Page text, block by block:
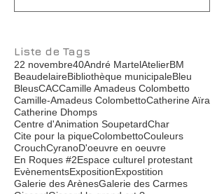
Liste de Tags
22 novembre40André MartelAtelierBM
BeaudelaireBibliothèque municipaleBleu
BleusCAC Camille Amadeus Colombetto
Camille-Amadeus ColombettoCatherine Aïra
Catherine Dhomps
Centre d'Animation SoupetardChar
Cite pour la piqueColombettoCouleurs
CrouchCyranoD'oeuvre en oeuvre
En Roques #2Espace culturel protestant